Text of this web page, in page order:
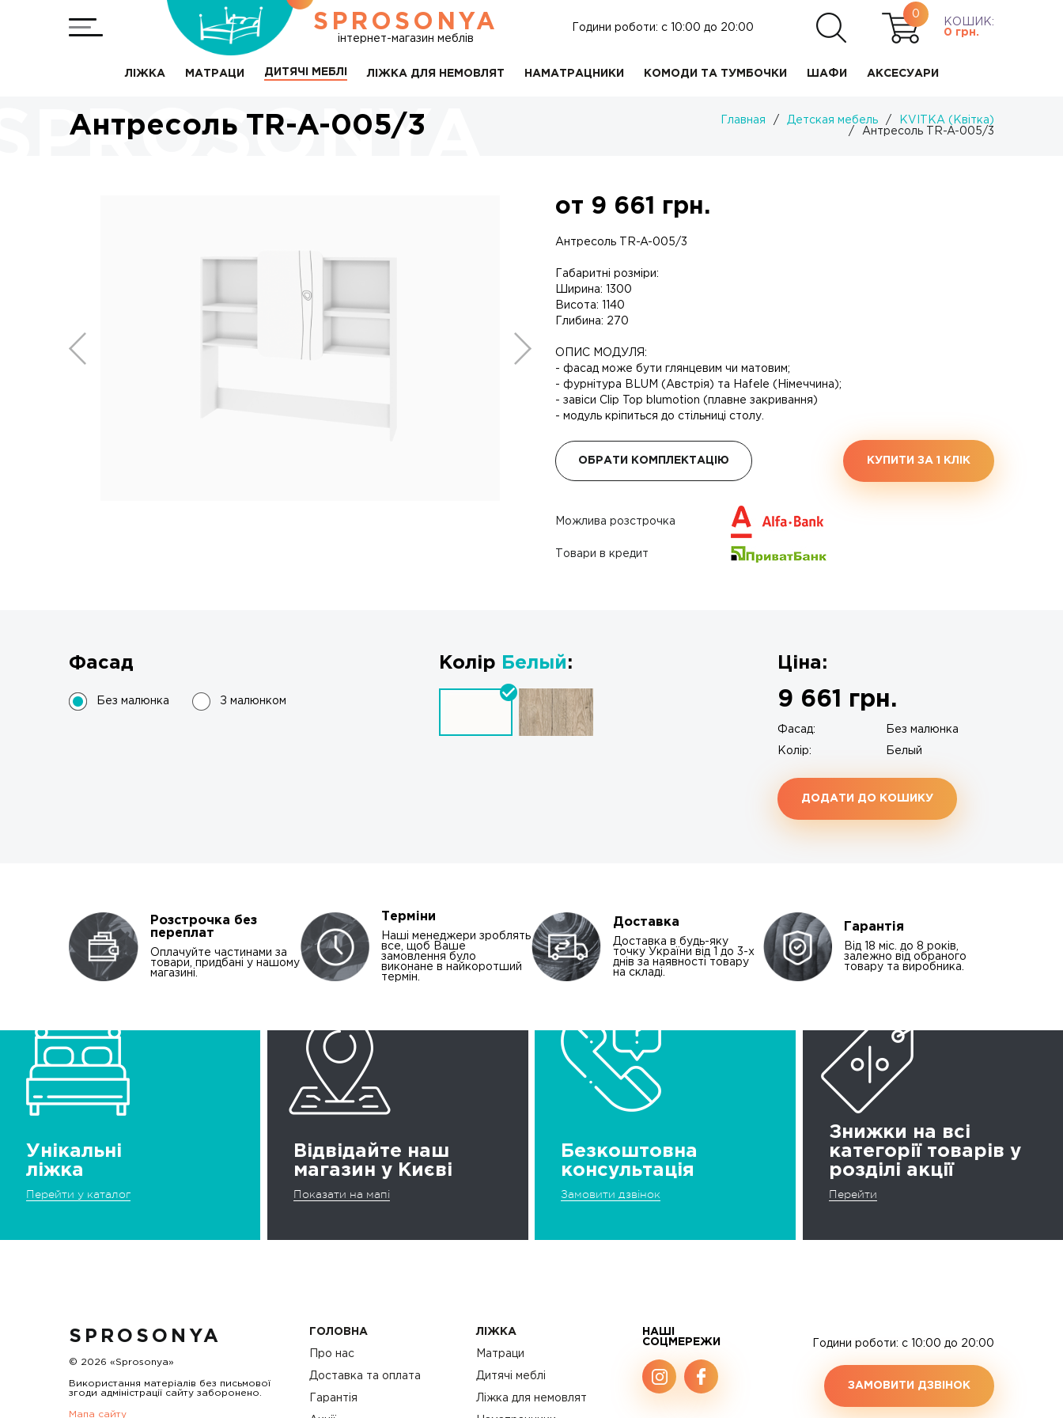
SPROSONYA
інтернет-магазин меблів
Години роботи: c 10:00 до 20:00
0
КОШИК:
0 грн.
ЛІЖКА МАТРАЦИ ДИТЯЧІ МЕБЛІ ЛІЖКА ДЛЯ НЕМОВЛЯТ НАМАТРАЦНИКИ КОМОДИ ТА ТУМБОЧКИ ШАФИ АКСЕСУАРИ
Антресоль TR-A-005/3 Главная / Детская мебель /
KVITKA (Квітка)
/
Антресоль TR-A-005/3
от 9 661 грн.
Антресоль TR-A-005/3
Габаритні розміри:
Ширина: 1300
Висота: 1140
Глибина: 270
ОПИС МОДУЛЯ:
- фасад може бути глянцевим чи матовим;
- фурнітура BLUM (Австрія) та Hafele (Німеччина);
- завіси Clip Top blumotion (плавне закривання)
- модуль кріпиться до стільниці столу.
ОБРАТИ КОМПЛЕКТАЦІЮ КУПИТИ ЗА 1 КЛIК
Можлива розстрочка
Товари в кредит
Фасад
Без малюнка З малюнком
Колір Белый: Ціна:
9 661 грн.
Фасад: Без малюнка
Колір: Белый
ДОДАТИ ДО КОШИКУ
Розстрочка без
переплат
Оплачуйте частинами за
товари, придбані у нашому
магазині.
Терміни
Наші менеджери зроблять
все, щоб Ваше
замовлення було
виконане в найкоротший
термін.
Доставка
Доставка в будь-яку
точку України від 1 до 3-х
днів за наявності товару
на складі.
Гарантія
Від 18 міс. до 8 років,
залежно від обраного
товару та виробника.
Унікальні
ліжка
Перейти у каталог
Відвідайте наш
магазин у Києві
Показати на мапі
Безкоштовна
консультація
Замовити дзвінок
Знижки на всі
категорії товарів у
розділі акції
Перейти
SPROSONYA
© 2026 «Sprosonya»
Використання матеріалів без письмової
згоди адміністрації сайту заборонено.
Мапа сайту
ГОЛОВНА
Про нас
Доставка та оплата
Гарантія
ЛІЖКА
Матраци
Дитячі меблі
Ліжка для немовлят
НАШІ
СОЦМЕРЕЖИ
Години роботи: c 10:00 до 20:00
ЗАМОВИТИ ДЗВІНОК